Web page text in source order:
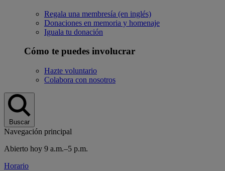
Regala una membresía (en inglés)
Donaciones en memoria y homenaje
Iguala tu donación
Cómo te puedes involucrar
Hazte voluntario
Colabora con nosotros
Buscar
Navegación principal
Abierto hoy 9 a.m.–5 p.m.
Horario